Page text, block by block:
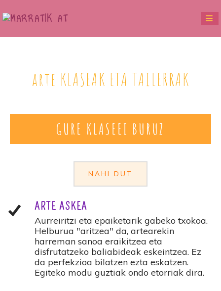
arte KLASEAK ETA TAILERRAK
GURE KLASEEI BURUZ
NAHI DUT
ARTE ASKEA
Aurreiritzi eta epaiketarik gabeko txokoa.
Helburua "aritzea" da, artearekin
harreman sanoa eraikitzea eta
disfrutatzeko baliabideak eskeintzea. Ez
da perfekzioa bilatzen ezta eskatzen.
Egiteko modu guztiak ondo etorriak dira.